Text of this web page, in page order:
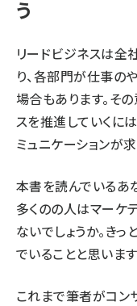
う
リードビジネスは全
り、各部門が仕事の
場合もあります。そ
スを推進していくに
ミュニケーションが
本書を読んでいるあ
多くのの人はマーケ
ないでしょうか。き
でいることと思います
これまで筆者がコン